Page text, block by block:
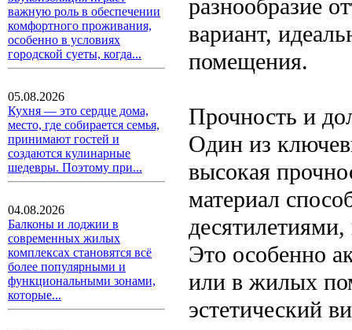
важную роль в обеспечении
комфортного проживания,
особенно в условиях
городской суеты, когда...
05.08.2026
Кухня — это сердце дома,
место, где собирается семья,
принимают гостей и
создаются кулинарные
шедевры. Поэтому при...
04.08.2026
Балконы и лоджии в
современных жилых
комплексах становятся всё
более популярными и
функциональными зонами,
которые...
разнообразие
вариант,
помещения.
Прочность и
Один из
высокая
материал
десятилетиями,
Это особенно
или в жилых
эстетический